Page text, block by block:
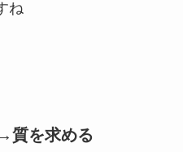
ね
質を求める